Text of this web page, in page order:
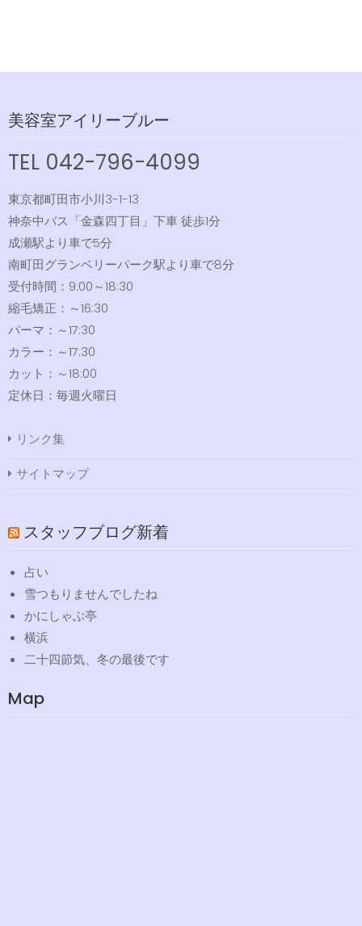
美容室アイリーブルー
TEL 042-796-4099
東京都町田市小川3-1-13
神奈中バス「金森四丁目」下車 徒歩1分
成瀬駅より車で5分
南町田グランベリーパーク駅より車で8分
受付時間：9:00～18:30
縮毛矯正：～16:30
パーマ：～17:30
カラー：～17:30
カット：～18:00
定休日：毎週火曜日
リンク集
サイトマップ
スタッフブログ新着
占い
雪つもりませんでしたね
かにしゃぶ亭
横浜
二十四節気、冬の最後です
Map